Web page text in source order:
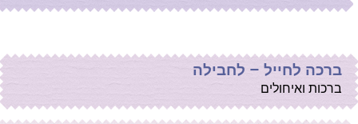
ברכה לחייל – לחבילה
ברכות ואיחולים